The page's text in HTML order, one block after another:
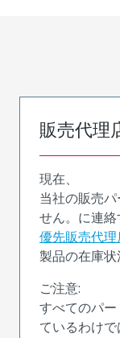
販売代理
現在、
当社の販売
せん。に連
優先販売代理
製品の在庫
ご注意:
すべてのパ
ているわけで